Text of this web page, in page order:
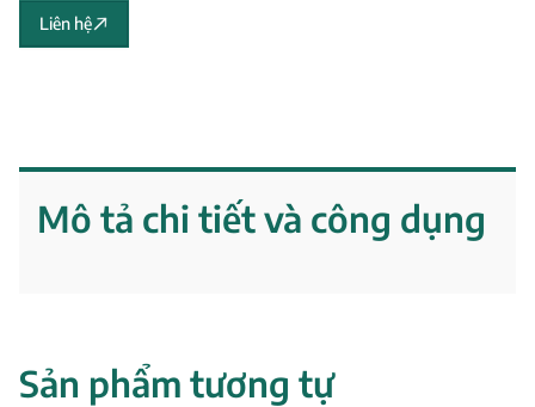
Liên hệ
Mô tả chi tiết và công dụng
Sản phẩm tương tự